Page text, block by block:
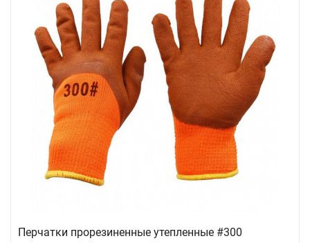
Перчатки прорезиненные утепленные #300